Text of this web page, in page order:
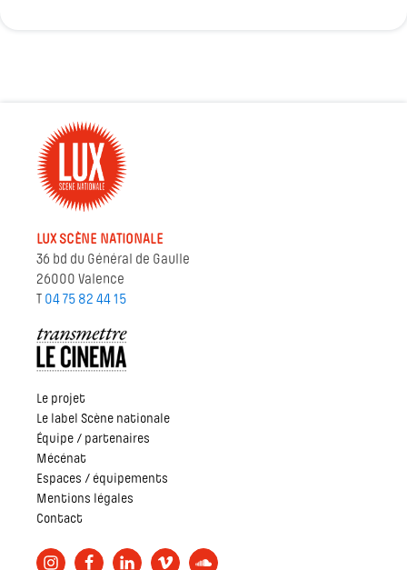
LUX SCÈNE NATIONALE
36 bd du Général de Gaulle
26000 Valence
T 04 75 82 44 15
Le projet
Le label Scène nationale
Équipe / partenaires
Mécénat
Espaces / équipements
Mentions légales
Contact